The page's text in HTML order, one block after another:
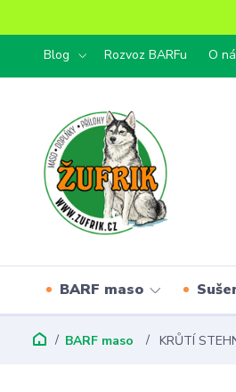
Blog Rozvoz BARFu O
BARF maso
BARF maso KRŮTÍ